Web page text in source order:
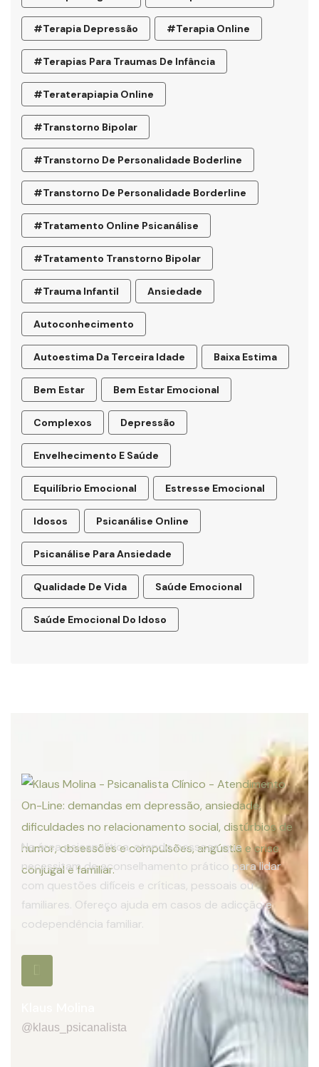
#terapia Depressão #terapia Online
#terapias Para Traumas De Infância
#teraterapiapia Online
#transtorno Bipolar
#transtorno De Personalidade Boderline
#Transtorno De Personalidade Borderline
#tratamento Online Psicanálise
#tratamento Transtorno Bipolar
#trauma Infantil Ansiedade
Autoconhecimento
Autoestima Da Terceira Idade Baixa Estima
Bem Estar Bem Estar Emocional
Complexos Depressão
Envelhecimento E Saúde
Equilíbrio Emocional Estresse Emocional
Idosos Psicanálise Online
Psicanálise Para Ansiedade
Qualidade De Vida Saúde Emocional
Saúde Emocional Do Idoso
Na área psicanalítica, atendo pessoas que
necessitam de aconselhamento prático para lidar
com questões difíceis e críticas, pessoais ou
familiares. Ofereço ajuda em casos de adicção e
codependência familiar.
@klaus_psicanalista